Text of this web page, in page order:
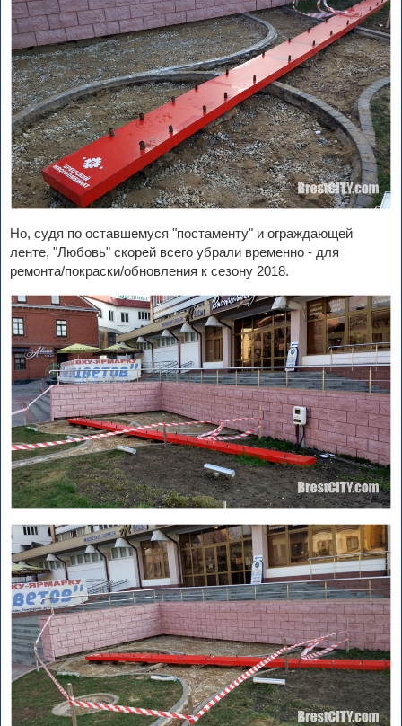
Но, судя по оставшемуся "постаменту" и ограждающей
ленте, "Любовь" скорей всего убрали временно - для
ремонта/покраски/обновления к сезону 2018.